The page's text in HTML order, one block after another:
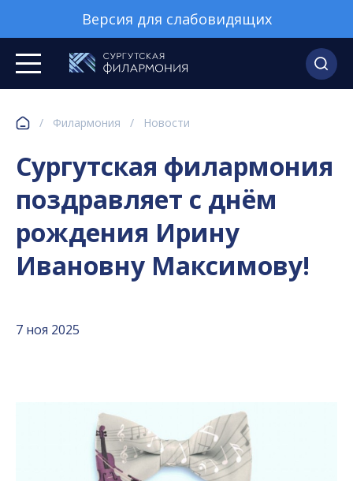
Версия для слабовидящих
/ Филармония / Новости
Сургутская филармония
поздравляет с днём
рождения Ирину
Ивановну Максимову!
7 ноя 2025